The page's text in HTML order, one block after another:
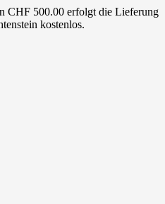
CHF 500.00 erfolgt die Lieferung
kostenlos.